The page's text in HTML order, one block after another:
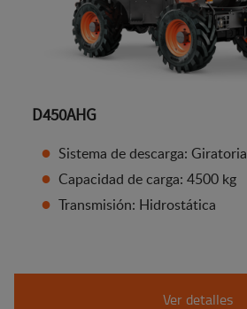
D450AHG
Sistema de descarga: Giratoria
Capacidad de carga: 4500 kg
Transmisión: Hidrostática
Ver detalles